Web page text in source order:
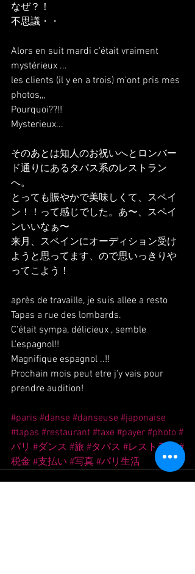
なぜ？！
不思議・・
Alors en suit mardi c'était vraiment
mystérieux ...
les clients (il y en a trois) m'ont pris mes
photos,,,
Pourquoi??!!
Mysterieux...
そのあとは知人のお祝いへとロンバー
ド通りにあるタパス系のレストラン
へ。
とっても賑やかで美味しくて、スペイ
ン！！って感じでした。あ〜、スペイ
ンいいなぁ〜
来月、スペインにオーディション受け
ようと思ってます、ので思いっきりや
ってこよう！
après de travaille, je suis allee a resto
Tapas a rue des lombards.
C'était sympa, délicieux , semble
L'espagnol!!
Magnifique espagnol ..!!
Prochain mois peut etre j'y vais pour
prendre audition!
#paris #danse #danseuse #japonaise
#tapas #restaurant #taxe #payer #photo #
パリ #ダンス #旅 #タパス #レストラン
#
税金 #支払い #写真 #パリ生活